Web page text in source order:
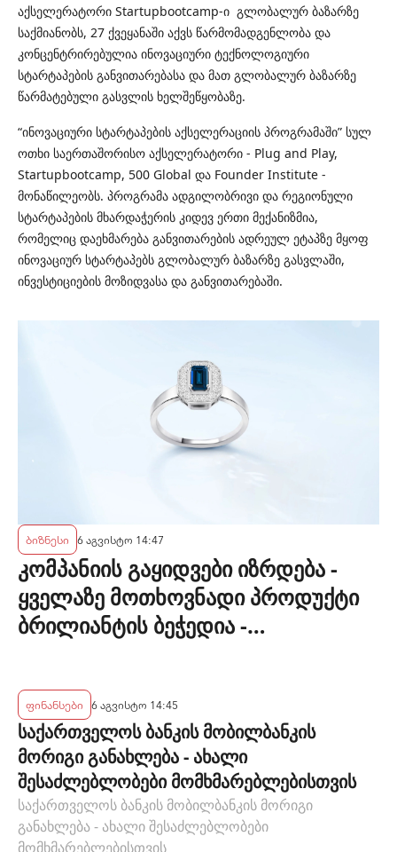
აქსელერატორი Startupbootcamp-ი გლობალურ ბაზარზე
საქმიანობს, 27 ქვეყანაში აქვს წარმომადგენლობა და
კონცენტრირებულია ინოვაციური ტექნოლოგიური
სტარტაპების განვითარებასა და მათ გლობალურ ბაზარზე
წარმატებული გასვლის ხელშეწყობაზე.
“ინოვაციური სტარტაპების აქსელერაციის პროგრამაში” სულ
ოთხი საერთაშორისო აქსელერატორი - Plug and Play,
Startupbootcamp, 500 Global და Founder Institute -
მონაწილეობს. პროგრამა ადგილობრივი და რეგიონული
სტარტაპების მხარდაჭერის კიდევ ერთი მექანიზმია,
რომელიც დაეხმარება განვითარების ადრეულ ეტაპზე მყოფ
ინოვაციურ სტარტაპებს გლობალურ ბაზარზე გასვლაში,
ინვესტიციების მოზიდვასა და განვითარებაში.
ბიზნესი 6 აგვისტო 14:47
კომპანიის გაყიდვები იზრდება -
ყველაზე მოთხოვნადი პროდუქტი
ბრილიანტის ბეჭედია -
ფინანსები 6 აგვისტო 14:45
საქართველოს ბანკის მობილბანკის
მორიგი განახლება - ახალი
შესაძლებლობები მომხმარებლებისთვის
საქართველოს ბანკის მობილბანკის მორიგი
განახლება - ახალი შესაძლებლობები
მომხმარებლებისთვის